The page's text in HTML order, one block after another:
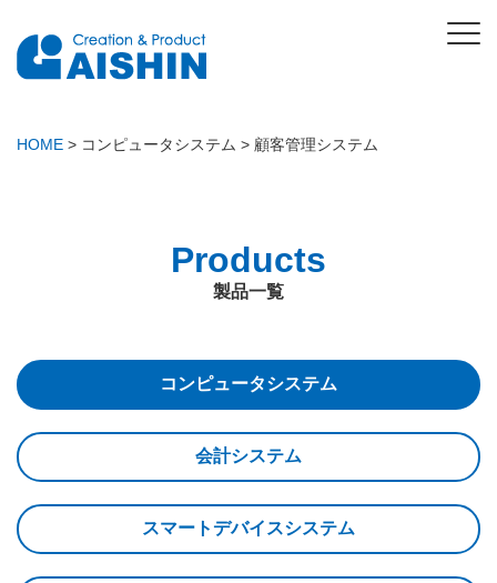
HOME > コンピュータシステム > 顧客管理システム
Products
製品一覧
コンピュータシステム
会計システム
スマートデバイスシステム